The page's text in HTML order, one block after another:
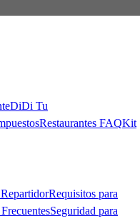
DiDi Tu
Restaurantes FAQKit
Requisitos para
Seguridad para